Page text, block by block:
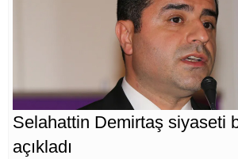
Selahattin Demirtaş siyaseti
açıkladı